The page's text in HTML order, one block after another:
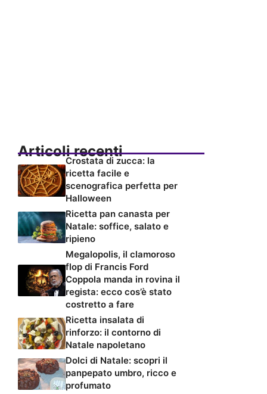
Articoli recenti
Crostata di zucca: la
ricetta facile e
scenografica perfetta per
Halloween
Ricetta pan canasta per
Natale: soffice, salato e
ripieno
Megalopolis, il clamoroso
flop di Francis Ford
Coppola manda in rovina il
regista: ecco cos’è stato
costretto a fare
Ricetta insalata di
rinforzo: il contorno di
Natale napoletano
Dolci di Natale: scopri il
panpepato umbro, ricco e
profumato